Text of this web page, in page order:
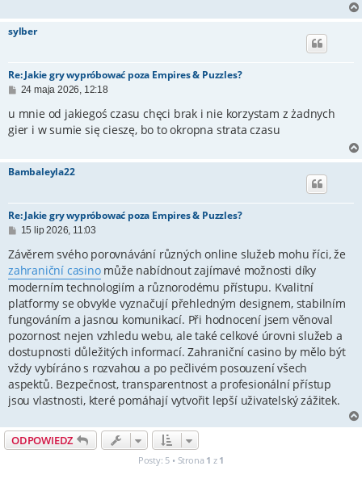
sylber
Re: Jakie gry wypróbować poza Empires & Puzzles?
P
s
24 maja 2026, 12:18
u mnie od jakiegoś czasu chęci brak i nie korzystam z żadnych
gier i w sumie się cieszę, bo to okropna strata czasu
Bambaleyla22
Re: Jakie gry wypróbować poza Empires & Puzzles?
P
s
t
15 lip 2026, 11:03
Závěrem svého porovnávání různých online služeb mohu říci, že
zahraniční casinomůže nabídnout zajímavé možnosti díky
moderním technologiím a různorodému přístupu. Kvalitní
platformy se obvykle vyznačují přehledným designem, stabilním
fungováním a jasnou komunikací. Při hodnocení jsem věnoval
pozornost nejen vzhledu webu, ale také celkové úrovni služeb a
dostupnosti důležitých informací. Zahraniční casino by mělo být
vždy vybíráno s rozvahou a po pečlivém posouzení všech
aspektů. Bezpečnost, transparentnost a profesionální přístup
jsou vlastnosti, které pomáhají vytvořit lepší uživatelský zážitek.
ODPOWIEDZ
Posty: 5 • Strona 1 z 1